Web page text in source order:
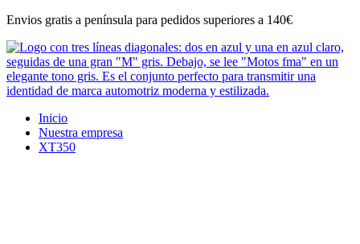
Ir
contenido
Envios gratis a península para pedidos superiores a 140€
Inicio
Nuestra empresa
XT350